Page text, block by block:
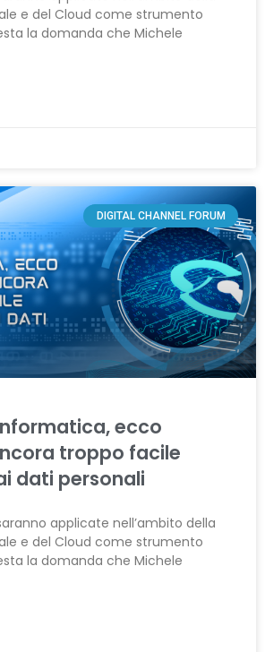
e del Cloud come strumento
la domanda che Michele
DIGITAL CHANNEL FORUM
ecco
troppo facile
dati personali
applicate nell’ambito della
e del Cloud come strumento
la domanda che Michele